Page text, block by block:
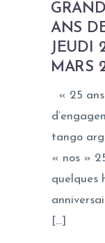
ANS
JEUDI
MARS
« 25
tango
« nos »
quelques
[…]